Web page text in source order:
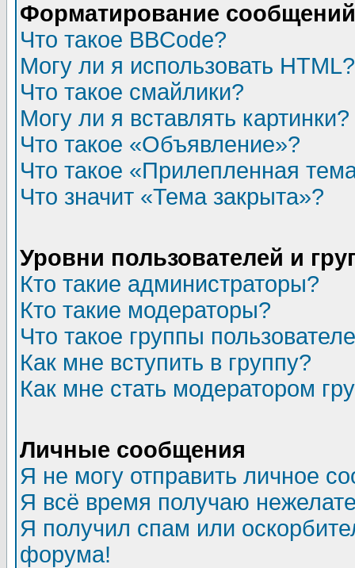
Форматирование
Что такое BBCode?
Могу ли я использовать HTML?
Что такое смайлики?
Могу ли я вставлять картинки?
Что такое «Объявление»?
Что такое «Прилепленная
Что значит «Тема закрыта»?
Уровни пользователей и
Кто такие администраторы?
Кто такие модераторы?
Что такое группы
Как мне вступить в группу?
Как мне стать модератором
Личные сообщения
Я не могу отправить личное
Я всё время получаю
Я получил спам или
форума!